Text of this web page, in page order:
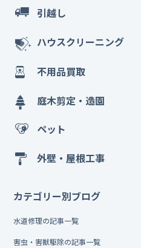
引越し
ハウスクリーニング
不用品買取
庭木剪定・造園
ペット
外壁・屋根工事
カテゴリー別ブログ
水道修理の記事一覧
害虫・害獣駆除の記事一覧